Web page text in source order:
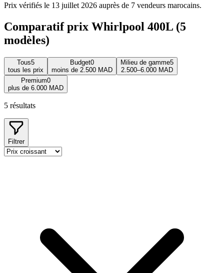
Prix vérifiés le 13 juillet 2026 auprès de 7 vendeurs marocains.
Comparatif prix Whirlpool 400L (5
modèles)
Tous5
tous les prix
Budget0
moins de 2.500 MAD
Milieu de gamme5
2.500–6.000 MAD
Premium0
plus de 6.000 MAD
5 résultats
Filtrer